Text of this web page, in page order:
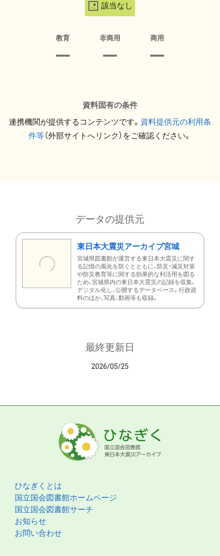
該当なし
教育 非商用 商用
資料固有の条件
連携機関が提供するコンテンツです。 資料提供元の利用条
件等（外部サイトへリンク）をご確認ください。
データの提供元
東日本大震災アーカイブ宮城
宮城県図書館が運営する東日本大震災に関す
る記憶の風化を防ぐとともに、防災・減災対策
や防災教育等に関する効果的な利活用を図る
ため、宮城県内の東日本大震災の記録を収集、
デジタル化し、公開するデータベース。行政資
料のほか、写真、動画等も収録。
最終更新日
2026/05/25
ひなぎくとは
国立国会図書館ホームページ
国立国会図書館サーチ
お知らせ
お問い合わせ